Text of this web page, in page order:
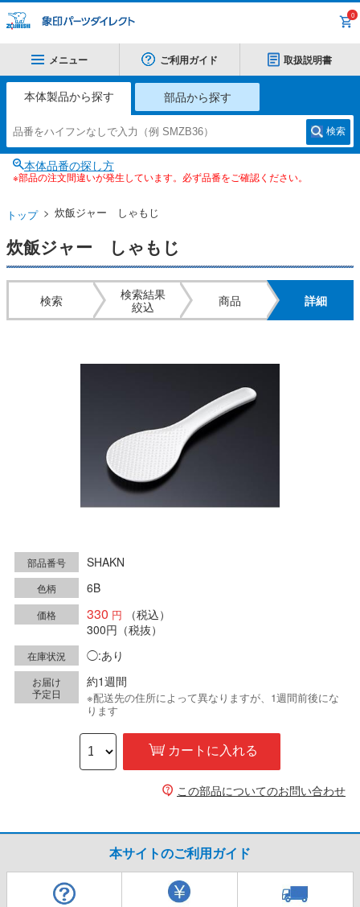
0
メニュー ご利用ガイド 取扱説明書
本体製品から探す 部品から探す
検索
本体品番の探し方
※部品の注文間違いが発生しています。必ず品番をご確認ください。
トップ 炊飯ジャー しゃもじ
炊飯ジャー しゃもじ
検索
検索結果
絞込
商品 詳細
部品番号 SHAKN
色柄 6B
価格 330
（税込）
300円 （税抜）
在庫状況 ◯:あり
お届け
予定日
約1週間
※配送先の住所によって異なりますが、1週間前後にな
ります
カートに入れる
この部品についてのお問い合わせ
本サイトのご利用ガイド